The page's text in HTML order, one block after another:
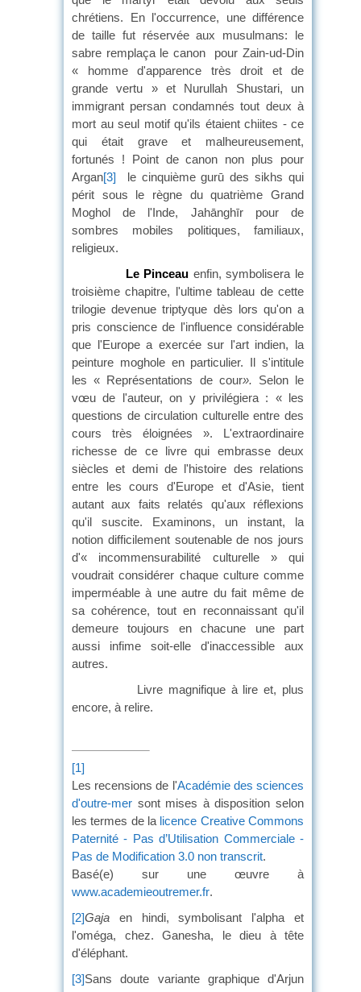
chrétiens. En l'occurrence, une différence
de taille fut réservée aux musulmans: le
sabre remplaça le canon pour Zain-ud-Din
« homme d'apparence très droit et de
grande vertu » et Nurullah Shustari, un
immigrant persan condamnés tout deux à
mort au seul motif qu'ils étaient chiites - ce
qui était grave et malheureusement,
fortunés ! Point de canon non plus pour
Argan[3] le cinquième gurū des sikhs qui
périt sous le règne du quatrième Grand
Moghol de l'Inde, Jahānghīr pour de
sombres mobiles politiques, familiaux,
religieux.
Le Pinceau enfin, symbolisera le
troisième chapitre, l'ultime tableau de cette
trilogie devenue triptyque dès lors qu'on a
pris conscience de l'influence considérable
que l'Europe a exercée sur l'art indien, la
peinture moghole en particulier. Il s'intitule
les « Représentations de cour». Selon le
vœu de l'auteur, on y privilégiera : « les
questions de circulation culturelle entre des
cours très éloignées ». L'extraordinaire
richesse de ce livre qui embrasse deux
siècles et demi de l'histoire des relations
entre les cours d'Europe et d'Asie, tient
autant aux faits relatés qu'aux réflexions
qu'il suscite. Examinons, un instant, la
notion difficilement soutenable de nos jours
d'« incommensurabilité culturelle » qui
voudrait considérer chaque culture comme
imperméable à une autre du fait même de
sa cohérence, tout en reconnaissant qu'il
demeure toujours en chacune une part
aussi infime soit-elle d'inaccessible aux
autres.
Livre magnifique à lire et, plus
encore, à relire.
[1]
Les recensions de l'Académie des sciences
d'outre-mer sont mises à disposition selon
les termes de la licence Creative Commons
Paternité - Pas d’Utilisation Commerciale -
Pas de Modification 3.0 non transcrit.
Basé(e) sur une œuvre à
www.academieoutremer.fr.
[2]Gaja en hindi, symbolisant l'alpha et
l'oméga, chez. Ganesha, le dieu à tête
d'éléphant.
[3]Sans doute variante graphique d'Arjun